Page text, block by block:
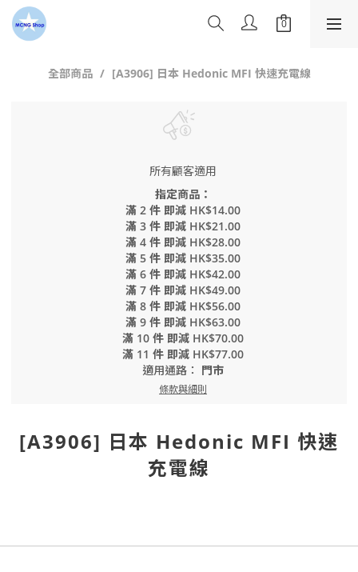
全部商品 [A3906] 日本 Hedonic MFI 快速充電線
所有顧客適用
指定商品：
滿 2 件 即減 HK$14.00
滿 3 件 即減 HK$21.00
滿 4 件 即減 HK$28.00
滿 5 件 即減 HK$35.00
滿 6 件 即減 HK$42.00
滿 7 件 即減 HK$49.00
滿 8 件 即減 HK$56.00
滿 9 件 即減 HK$63.00
滿 10 件 即減 HK$70.00
滿 11 件 即減 HK$77.00
適用通路： 門市
條款與細則
[A3906] 日本 Hedonic MFI 快速
充電線